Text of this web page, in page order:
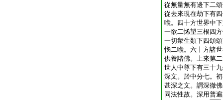
從無量無有邊下二
從去來現在劫下有
喩。四十方世界中
一欲二悕望三根四
一切衆生類下四頌
惱二喩。六十方諸
供養諸佛。上來第
世人中尊下有三十
深文。於中分七。
甚深之文。謂深徹
同法性故。深用普